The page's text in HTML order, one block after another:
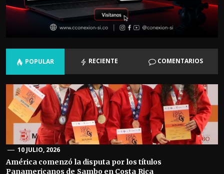
POPULAR RECIENTE COMENTARIOS
10 JULIO, 2026
América comenzó la disputa por los títulos
Panamericanos de Sambo en Costa Rica